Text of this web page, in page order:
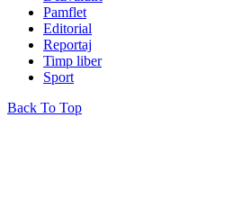
Pamflet
Editorial
Reportaj
Timp liber
Sport
Back To Top